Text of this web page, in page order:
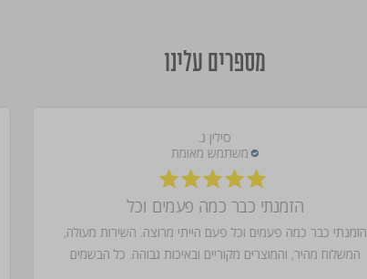
מספרים עלינו
סילין ג.
הזמנתי כבר כמה פעמים וכל
הזמנתי כבר כמה פעמים וכל פעם הייתי מרוצה. השירות מעולה,
המשלוח מהיר, והמוצרים מקוריים ובאיכות גבוהה. כל הבשמים